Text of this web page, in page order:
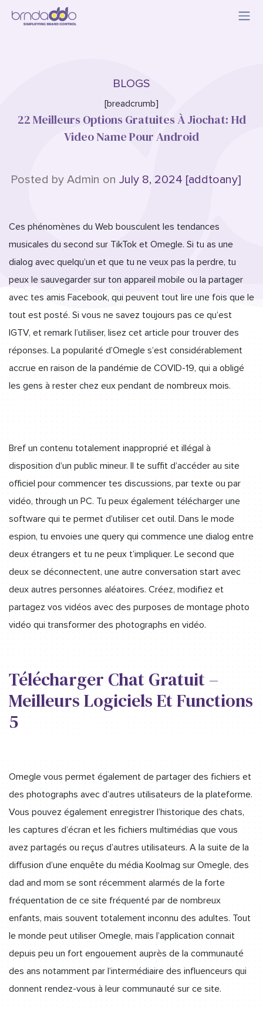
BLOGS
[breadcrumb]
22 Meilleurs Options Gratuites À Jiochat: Hd
Video Name Pour Android
Posted by Admin on July 8, 2024 [addtoany]
Ces phénomènes du Web bousculent les tendances
musicales du second sur TikTok et Omegle. Si tu as une
dialog avec quelqu’un et que tu ne veux pas la perdre, tu
peux le sauvegarder sur ton appareil mobile ou la partager
avec tes amis Facebook, qui peuvent tout lire une fois que le
tout est posté. Si vous ne savez toujours pas ce qu’est
IGTV, et remark l’utiliser, lisez cet article pour trouver des
réponses. La popularité d’Omegle s’est considérablement
accrue en raison de la pandémie de COVID-19, qui a obligé
les gens à rester chez eux pendant de nombreux mois.
Bref un contenu totalement inapproprié et illégal à
disposition d’un public mineur. Il te suffit d’accéder au site
officiel pour commencer tes discussions, par texte ou par
vidéo, through un PC. Tu peux également télécharger une
software qui te permet d’utiliser cet outil. Dans le mode
espion, tu envoies une query qui commence une dialog entre
deux étrangers et tu ne peux t’impliquer. Le second que
deux se déconnectent, une autre conversation start avec
deux autres personnes aléatoires. Créez, modifiez et
partagez vos vidéos avec des purposes de montage photo
vidéo qui transformer des photographs en vidéo.
Télécharger Chat Gratuit –
Meilleurs Logiciels Et Functions
5
Omegle vous permet également de partager des fichiers et
des photographs avec d’autres utilisateurs de la plateforme.
Vous pouvez également enregistrer l’historique des chats,
les captures d’écran et les fichiers multimédias que vous
avez partagés ou reçus d’autres utilisateurs. A la suite de la
diffusion d’une enquête du média Koolmag sur Omegle, des
dad and mom se sont récemment alarmés de la forte
fréquentation de ce site fréquenté par de nombreux
enfants, mais souvent totalement inconnu des adultes. Tout
le monde peut utiliser Omegle, mais l’application connait
depuis peu un fort engouement auprès de la communauté
des ans notamment par l’intermédiaire des influenceurs qui
donnent rendez-vous à leur communauté sur ce site.